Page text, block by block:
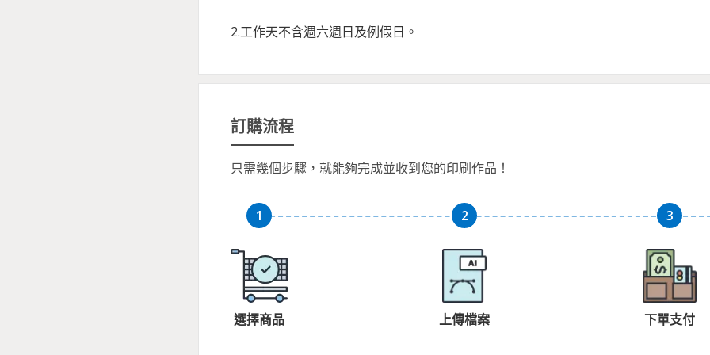
2.工作天不含週六週日及例假日。
訂購流程
只需幾個步驟，就能夠完成並收到您的印刷作品！
選擇商品 上傳檔案 下單支付